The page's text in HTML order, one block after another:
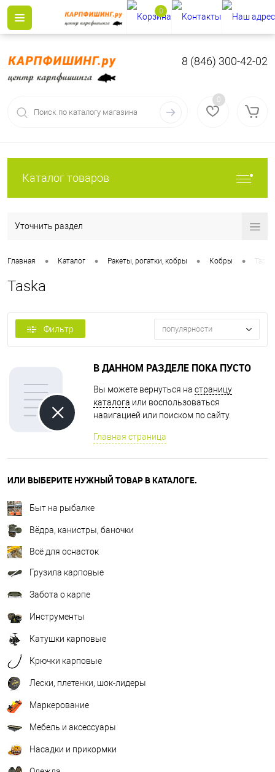
8 (846) 300-42-02
0
Каталог товаров
Уточнить раздел
Главная • Каталог • Ракеты, рогатки, кобры • Кобры • Taska
Taska
Фильтр популярности
В ДАННОМ РАЗДЕЛЕ ПОКА ПУСТО
Вы можете вернуться на страницу
каталога или воспользоваться
навигацией или поиском по сайту.
Главная страница
ИЛИ ВЫБЕРИТЕ НУЖНЫЙ ТОВАР В КАТАЛОГЕ.
Быт на рыбалке
Вёдра, канистры, баночки
Всё для оснасток
Грузила карповые
Забота о карпе
Инструменты
Катушки карповые
Крючки карповые
Лески, плетенки, шок-лидеры
Маркерование
Мебель и аксессуары
Насадки и прикормки
0